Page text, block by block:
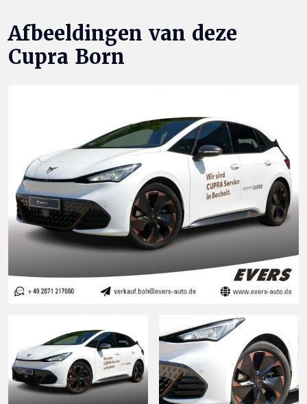
Afbeeldingen van deze
Cupra Born